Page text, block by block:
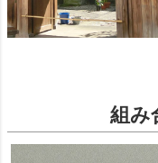
組み